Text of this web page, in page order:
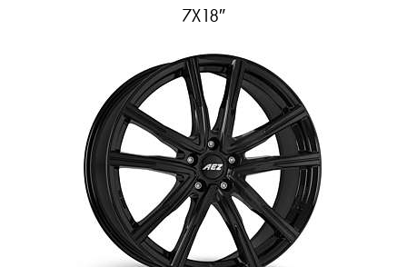
7X18″